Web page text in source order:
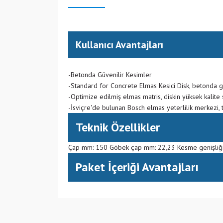
Kullanıcı Avantajları
-Betonda Güvenilir Kesimler
-Standard for Concrete Elmas Kesici Disk, betonda
-Optimize edilmiş elmas matris, diskin yüksek
-İsviçre'de bulunan Bosch elmas yeterlilik merkezi,
Teknik Özellikler
Çap mm: 150 Göbek çap mm: 22,23 Kesme
Paket İçeriği Avantajları